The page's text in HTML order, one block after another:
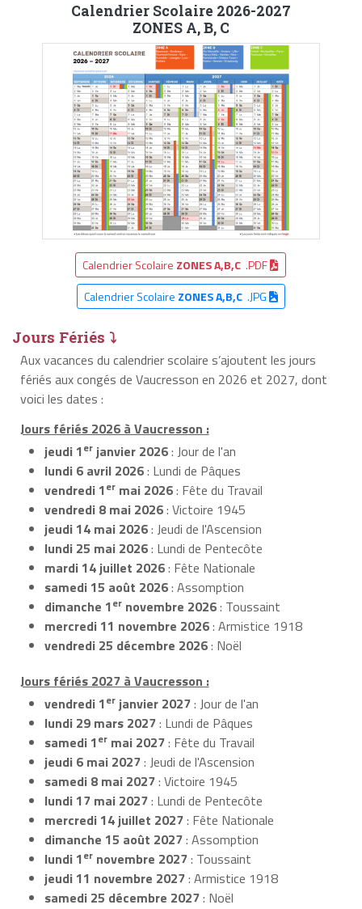
Calendrier Scolaire 2026-2027
ZONES A, B, C
Calendrier Scolaire ZONES A,B,C .PDF
Calendrier Scolaire ZONES A,B,C.JPG
Jours Fériés ⤵
Aux vacances du calendrier scolaire s’ajoutent les jours
fériés aux congés de Vaucresson en 2026 et 2027, dont
voici les dates :
Jours fériés 2026 à Vaucresson :
jeudi 1er janvier 2026: Jour de l'an
lundi 6 avril 2026: Lundi de Pâques
vendredi 1er mai 2026: Fête du Travail
vendredi 8 mai 2026: Victoire 1945
jeudi 14 mai 2026: Jeudi de l'Ascension
lundi 25 mai 2026: Lundi de Pentecôte
mardi 14 juillet 2026: Fête Nationale
samedi 15 août 2026: Assomption
dimanche 1er novembre 2026: Toussaint
mercredi 11 novembre 2026: Armistice 1918
vendredi 25 décembre 2026: Noël
Jours fériés 2027 à Vaucresson :
vendredi 1er janvier 2027: Jour de l'an
lundi 29 mars 2027: Lundi de Pâques
samedi 1er mai 2027: Fête du Travail
jeudi 6 mai 2027: Jeudi de l'Ascension
samedi 8 mai 2027: Victoire 1945
lundi 17 mai 2027: Lundi de Pentecôte
mercredi 14 juillet 2027: Fête Nationale
dimanche 15 août 2027: Assomption
lundi 1er novembre 2027: Toussaint
jeudi 11 novembre 2027: Armistice 1918
samedi 25 décembre 2027: Noël